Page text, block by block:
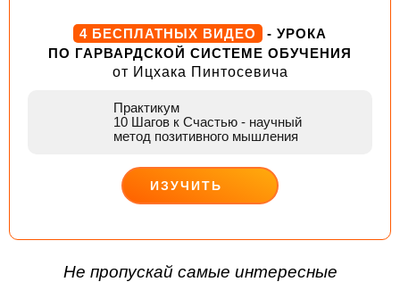
4 БЕСПЛАТНЫХ ВИДЕО
- УРОКА
ПО ГАРВАРДСКОЙ СИСТЕМЕ ОБУЧЕНИЯ
от Ицхака Пинтосевича
Практикум
10 Шагов к Счастью - научный
метод позитивного мышления
ИЗУЧИТЬ
Не пропускай самые интересные